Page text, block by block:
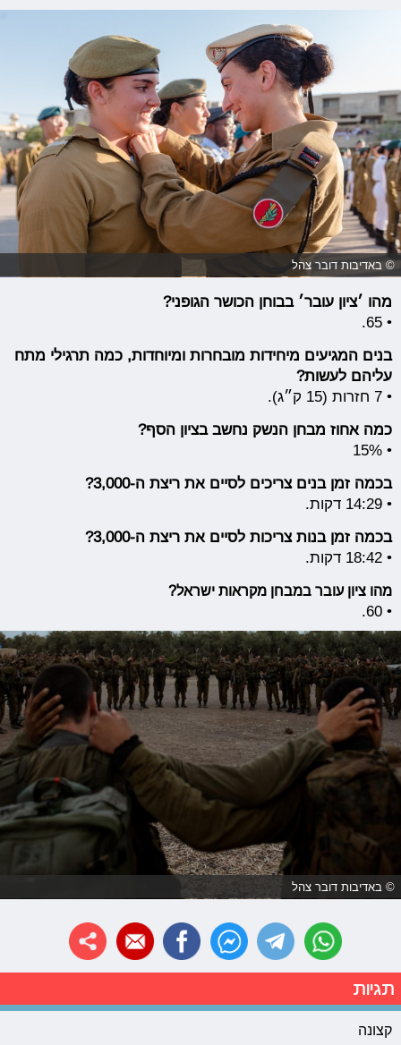
© באדיבות דובר צהל
מהו ׳ציון עובר׳ בבוחן הכושר הגופני?
• 65.
בנים המגיעים מיחידות מובחרות ומיוחדות, כמה תרגילי מתח
עליהם לעשות?
• 7 חזרות (15 ק״ג).
כמה אחוז מבחן הנשק נחשב בציון הסף?
• 15%
בכמה זמן בנים צריכים לסיים את ריצת ה-3,000?
• 14:29 דקות.
בכמה זמן בנות צריכות לסיים את ריצת ה-3,000?
• 18:42 דקות.
מהו ציון עובר במבחן מקראות ישראל?
• 60.
© באדיבות דובר צהל
תגיות
קצונה